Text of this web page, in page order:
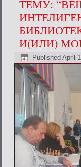
ТЕМУ:
И(ИЛИ)
Published April